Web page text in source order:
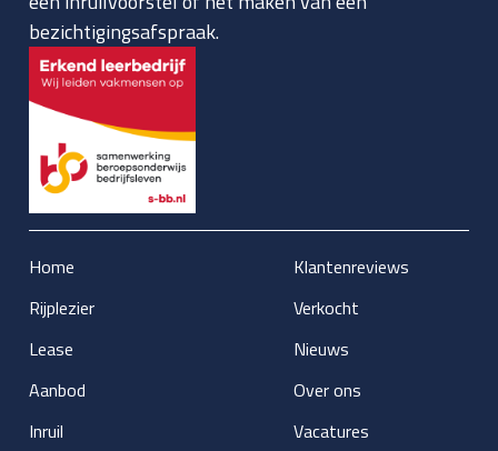
bezichtigingsafspraak.
Home
Rijplezier
Lease
Aanbod
Inruil
Klantenreviews
Verkocht
Nieuws
Over ons
Vacatures